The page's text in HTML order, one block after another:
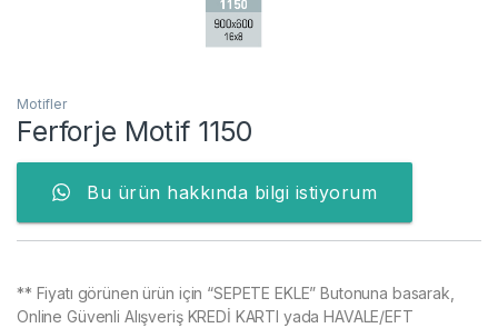
Motifler
Ferforje Motif 1150
Bu ürün hakkında bilgi istiyorum
** Fiyatı görünen ürün için “SEPETE EKLE” Butonuna basarak,
Online Güvenli Alışveriş KREDİ KARTI yada HAVALE/EFT